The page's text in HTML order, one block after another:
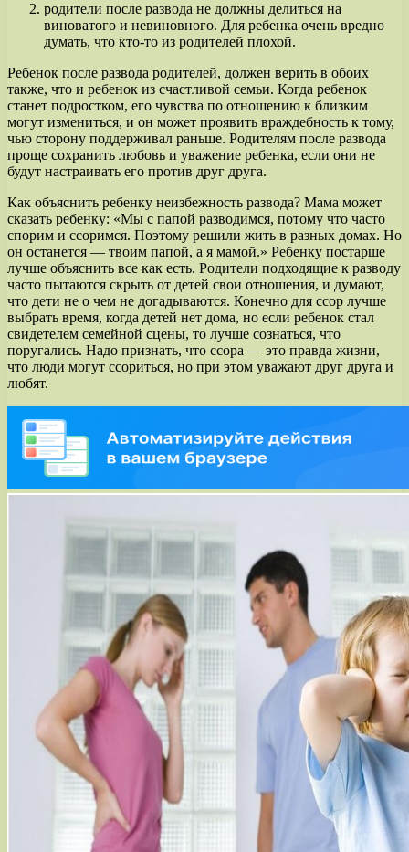
родители после развода не должны делиться на
виноватого и невиновного. Для ребенка очень вредно
думать, что кто-то из родителей плохой.
Ребенок после развода родителей, должен верить в обоих
также, что и ребенок из счастливой семьи. Когда ребенок
станет подростком, его чувства по отношению к близким
могут измениться, и он может проявить враждебность к тому,
чью сторону поддерживал раньше. Родителям после развода
проще сохранить любовь и уважение ребенка, если они не
будут настраивать его против друг друга.
Как объяснить ребенку неизбежность развода? Мама может
сказать ребенку: «Мы с папой разводимся, потому что часто
спорим и ссоримся. Поэтому решили жить в разных домах. Но
он останется — твоим папой, а я мамой.» Ребенку постарше
лучше объяснить все как есть. Родители подходящие к разводу
часто пытаются скрыть от детей свои отношения, и думают,
что дети не о чем не догадываются. Конечно для ссор лучше
выбрать время, когда детей нет дома, но если ребенок стал
свидетелем семейной сцены, то лучше сознаться, что
поругались. Надо признать, что ссора — это правда жизни,
что люди могут ссориться, но при этом уважают друг друга и
любят.